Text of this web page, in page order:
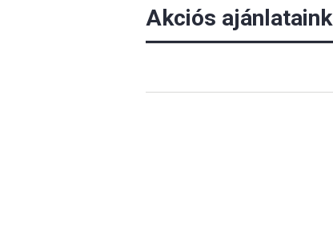
Akciós ajánlataink